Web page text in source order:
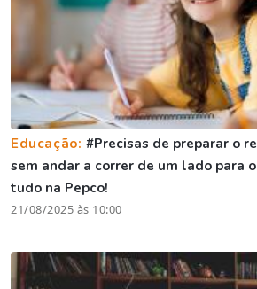
Educação:#Precisas de preparar o
sem andar a correr de um lado para
tudo na Pepco!
21/08/2025 às 10:00